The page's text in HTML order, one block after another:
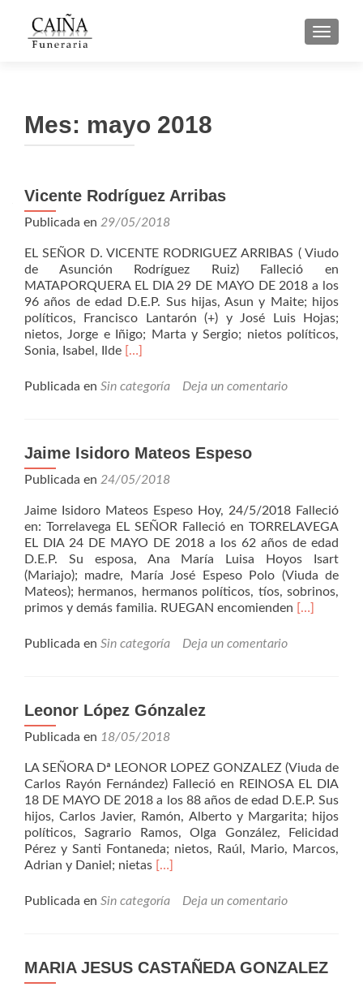
Mes: mayo 2018
Vicente Rodríguez Arribas
Publicada en 29/05/2018
EL SEÑOR D. VICENTE RODRIGUEZ ARRIBAS ( Viudo
de Asunción Rodríguez Ruiz) Falleció en
MATAPORQUERA EL DIA 29 DE MAYO DE 2018 a los
96 años de edad D.E.P. Sus hijas, Asun y Maite; hijos
políticos, Francisco Lantarón (+) y José Luis Hojas;
nietos, Jorge e Iñigo; Marta y Sergio; nietos políticos,
Sonia, Isabel, Ilde Leer
Rodríguez
[…]
Publicada en Sin categoría Deja un comentario
Jaime Isidoro Mateos Espeso
Publicada en 24/05/2018
Jaime Isidoro Mateos Espeso Hoy, 24/5/2018 Falleció
en: Torrelavega EL SEÑOR Falleció en TORRELAVEGA
EL DIA 24 DE MAYO DE 2018 a los 62 años de edad
D.E.P. Su esposa, Ana María Luisa Hoyos Isart
(Mariajo); madre, María José Espeso Polo (Viuda de
Mateos); hermanos, hermanos políticos, tíos, sobrinos,
primos y demás familia. RUEGAN encomienden Leer
[…]
Publicada en Sin categoría Deja un comentario
Leonor López Gónzalez
Publicada en 18/05/2018
LA SEÑORA Dª LEONOR LOPEZ GONZALEZ (Viuda de
Carlos Rayón Fernández) Falleció en REINOSA EL DIA
18 DE MAYO DE 2018 a los 88 años de edad D.E.P. Sus
hijos, Carlos Javier, Ramón, Alberto y Margarita; hijos
políticos, Sagrario Ramos, Olga González, Felicidad
Pérez y Santi Fontaneda; nietos, Raúl, Mario, Marcos,
Adrian y Daniel; nietas Leer
López
[…]
Publicada en Sin categoría Deja un comentario
MARIA JESUS CASTAÑEDA GONZALEZ
Navegación
de
entradas